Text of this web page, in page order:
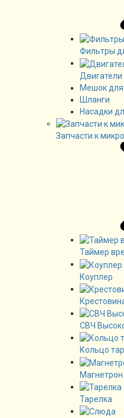
Фильтры
Мешок для
Шланги
Насадки
Запчасти к
Таймер
Коуплер
СВЧ
Кольцо
Магнетрон
Тарелка